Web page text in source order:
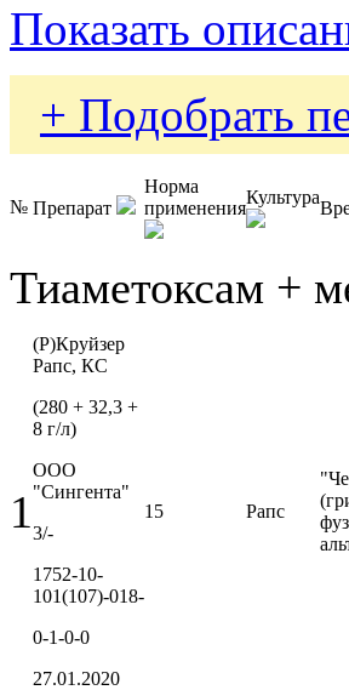
Показать
+ Подобрать
№ Препарат
Норма
применения
Культура
Тиаметоксам +
1
(Р)Круйзер
Рапс, КС
(280 + 32,3 +
8 г/л)
ООО
"Сингента"
3/-
1752-10-
101(107)-018-
0-1-0-0
27.01.2020
15 Рапс